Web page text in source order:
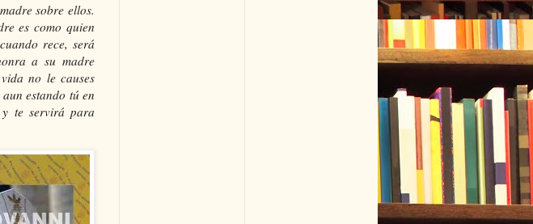
sobre ellos.
es como quien
rece, será
a su madre
no le causes
estando tú en
te servirá para